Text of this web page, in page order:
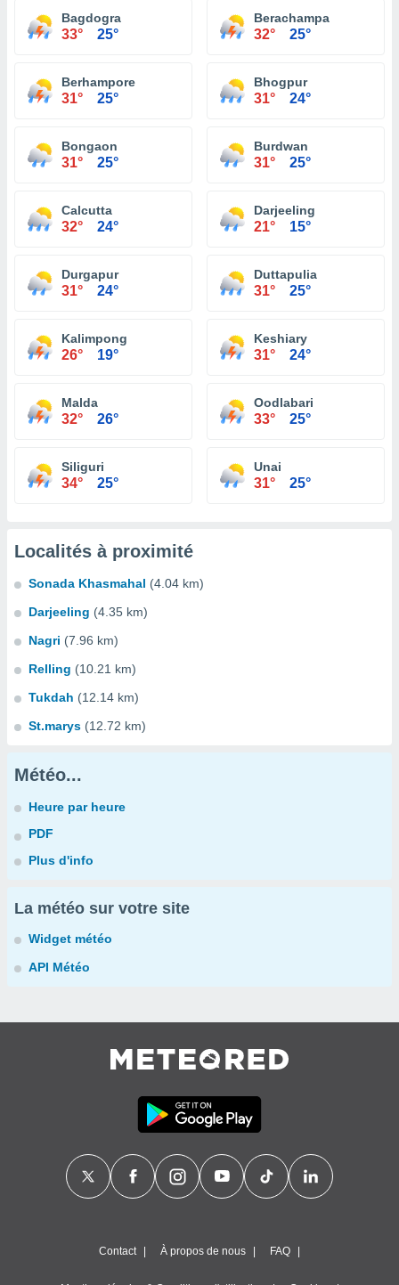
Bagdogra
33° 25°
Berachampa
32° 25°
Berhampore
31° 25°
Bhogpur
31° 24°
Bongaon
31° 25°
Burdwan
31° 25°
Calcutta
32° 24°
Darjeeling
21° 15°
Durgapur
31° 24°
Duttapulia
31° 25°
Kalimpong
26° 19°
Keshiary
31° 24°
Malda
32° 26°
Oodlabari
33° 25°
Siliguri
34° 25°
Unai
31° 25°
Localités à proximité
Sonada Khasmahal (4.04 km)
Darjeeling (4.35 km)
Nagri (7.96 km)
Relling (10.21 km)
Tukdah (12.14 km)
St.marys (12.72 km)
Météo...
Heure par heure
PDF
Plus d'info
La météo sur votre site
Widget météo
API Météo
Contact À propos de nous FAQ